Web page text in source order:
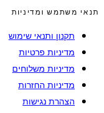
תנאי משתמש ומדיניות
תקנון ותנאי שימוש
מדיניות פרטיות
מדיניות משלוחים
מדיניות החזרות
הצהרת נגישות